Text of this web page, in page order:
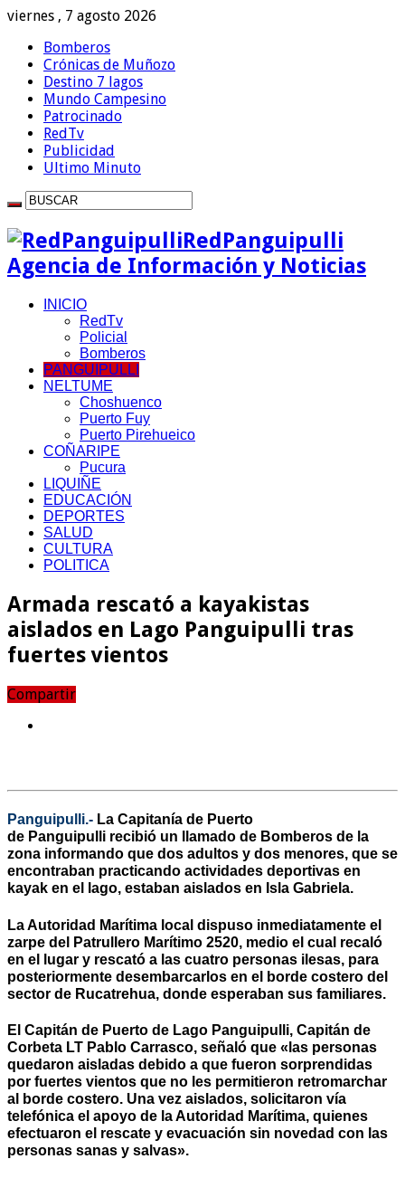
viernes , 7 agosto 2026
Bomberos
Crónicas de Muñozo
Destino 7 lagos
Mundo Campesino
Patrocinado
RedTv
Publicidad
Ultimo Minuto
RedPanguipulli
Agencia de Información y Noticias
INICIO
RedTv
Policial
Bomberos
PANGUIPULLI
NELTUME
Choshuenco
Puerto Fuy
Puerto Pirehueico
COÑARIPE
Pucura
LIQUIÑE
EDUCACIÓN
DEPORTES
SALUD
CULTURA
POLITICA
Armada rescató a kayakistas
aislados en Lago Panguipulli tras
fuertes vientos
Compartir
Panguipulli.- La Capitanía de Puerto
de Panguipulli recibió un llamado de Bomberos de la
zona informando que dos adultos y dos menores, que se
encontraban practicando actividades deportivas en
kayak en el lago, estaban aislados en Isla Gabriela.
La Autoridad Marítima local dispuso inmediatamente el
zarpe del Patrullero Marítimo 2520, medio el cual recaló
en el lugar y rescató a las cuatro personas ilesas, para
posteriormente desembarcarlos en el borde costero del
sector de Rucatrehua, donde esperaban sus familiares.
El Capitán de Puerto de Lago Panguipulli, Capitán de
Corbeta LT Pablo Carrasco, señaló que «las personas
quedaron aisladas debido a que fueron sorprendidas
por fuertes vientos que no les permitieron retromarchar
al borde costero. Una vez aislados, solicitaron vía
telefónica el apoyo de la Autoridad Marítima, quienes
efectuaron el rescate y evacuación sin novedad con las
personas sanas y salvas».